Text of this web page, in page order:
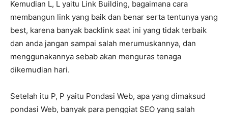
Kemudian L, L yaitu Link Building, bagaimana cara
membangun link yang baik dan benar serta tentunya yang
best, karena banyak backlink saat ini yang tidak terbaik
dan anda jangan sampai salah merumuskannya, dan
menggunakannya sebab akan menguras tenaga
dikemudian hari.
Setelah itu P, P yaitu Pondasi Web, apa yang dimaksud
pondasi Web, banyak para penggiat SEO yang salah